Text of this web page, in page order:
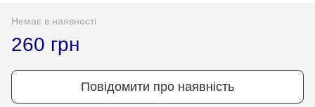
Немає в наявності
260 грн
Повідомити про наявність